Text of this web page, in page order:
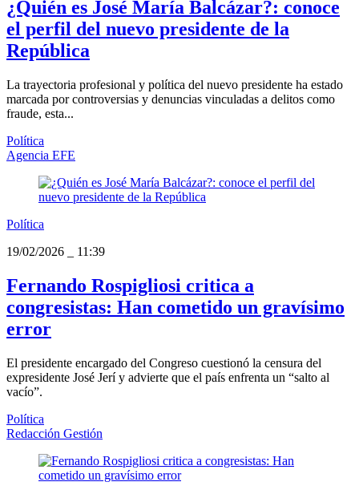
¿Quién es José María Balcázar?: conoce
el perfil del nuevo presidente de la
República
La trayectoria profesional y política del nuevo presidente ha estado
marcada por controversias y denuncias vinculadas a delitos como
fraude, esta...
Política
Agencia EFE
Política
19/02/2026
11:39
Fernando Rospigliosi critica a
congresistas: Han cometido un gravísimo
error
El presidente encargado del Congreso cuestionó la censura del
expresidente José Jerí y advierte que el país enfrenta un “salto al
vacío”.
Política
Redacción Gestión